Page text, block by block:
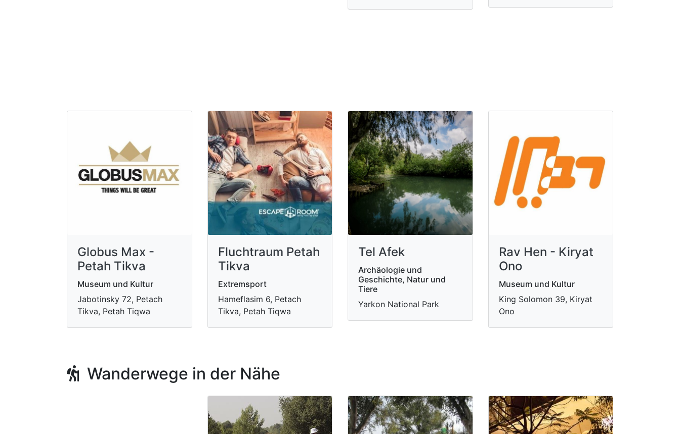
Globus Max -
Petah Tikva
Museum und Kultur
Jabotinsky 72, Petach
Tikva, Petah Tiqwa
Fluchtraum Petah
Tikva
Extremsport
Hameflasim 6, Petach
Tikva, Petah Tiqwa
Tel Afek
Archäologie und
Geschichte, Natur und
Tiere
Yarkon National Park
Rav Hen - Kiryat
Ono
Museum und Kultur
King Solomon 39, Kiryat
Ono
Wanderwege in der Nähe